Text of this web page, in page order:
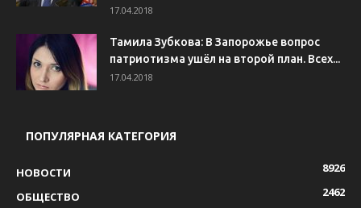
17.04.2018
Тамила Зубкова: В Запорожье вопрос
патриотизма ушёл на второй план. Всех...
17.04.2018
ПОПУЛЯРНАЯ КАТЕГОРИЯ
НОВОСТИ
8926
ОБЩЕСТВО
2462